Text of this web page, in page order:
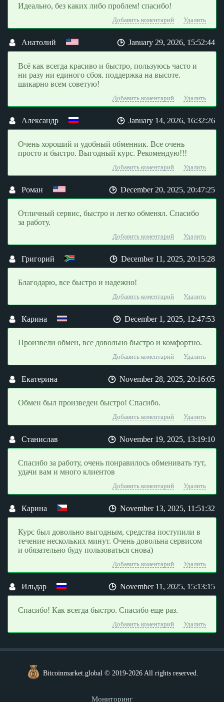
Идеально, без каких либо проблем! спасибо!
Добавить коментарий Удалить
Анатолий January 29, 2026, 15:52:44
Всё как всегда красиво и быстро, пользуюсь часто и
ни разу ни единого сбоя. поддержка на высоте.
шикарно всем советую!
Добавить коментарий Удалить
Александр January 14, 2026, 16:32:26
Очень хороший и удобный обменник. Все очень
просто и быстро. Выгодный курс. Рекомендую!!!
Добавить коментарий Удалить
Роман December 20, 2025, 20:47:25
Отличный сервис, быстро и легко обменял. Спасибо
за работу.
Добавить коментарий Удалить
Григорий December 11, 2025, 20:15:28
Благодарю, все быстро и надежно!
Добавить коментарий Удалить
Карина December 1, 2025, 12:47:53
Произвели обмен, все довольно быстро и комфортно.
Добавить коментарий Удалить
Екатерина November 28, 2025, 20:16:05
Обмен был произведен быстро! Спасибо.
Добавить коментарий Удалить
Станислав November 19, 2025, 13:19:10
Спасибо за работу, очень понравилось обменивать тут,
удачи вам и много клиентов
Добавить коментарий Удалить
Карина November 13, 2025, 11:51:32
Курс был довольно выгодным, средства поступили в
течение нескольких минут. Очень довольна сервисом
и обязательно буду пользоваться снова)
Добавить коментарий Удалить
Ильдар November 11, 2025, 15:13:15
Спасибо! Как всегда быстро. Спасибо еще раз.
Добавить коментарий Удалить
Bitcoinmarket.global © 2019-2026 All rights reserved.
Мониторинг